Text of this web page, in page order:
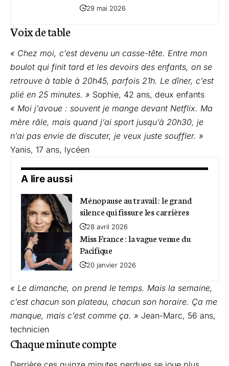
29 mai 2026
Voix de table
« Chez moi, c’est devenu un casse-tête. Entre mon
boulot qui finit tard et les devoirs des enfants, on se
retrouve à table à 20h45, parfois 21h. Le dîner, c’est
plié en 25 minutes. » Sophie, 42 ans, deux enfants
« Moi j’avoue : souvent je mange devant Netflix. Ma
mère râle, mais quand j’ai sport jusqu’à 20h30, je
n’ai pas envie de discuter, je veux juste souffler. »
Yanis, 17 ans, lycéen
A lire aussi
Ménopause au travail : le grand
silence qui fissure les carrières
28 avril 2026
Miss France : la vague venue du
Pacifique
20 janvier 2026
« Le dimanche, on prend le temps. Mais la semaine,
c’est chacun son plateau, chacun son horaire. Ça me
manque, mais c’est comme ça. » Jean-Marc, 56 ans,
technicien
Chaque minute compte